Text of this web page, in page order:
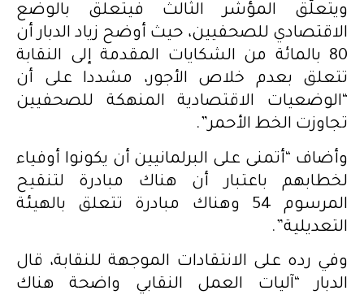
ويتعلّق المؤشر الثالث فيتعلق بالوضع
الاقتصادي للصحفيين، حيث أوضح زياد الدبار أن
80 بالمائة من الشكايات المقدمة إلى النقابة
تتعلق بعدم خلاص الأجور، مشددا على أن
“الوضعيات الاقتصادية المنهكة للصحفيين
تجاوزت الخط الأحمر”.
وأضاف “أتمنى على البرلمانيين أن يكونوا أوفياء
لخطابهم باعتبار أن هناك مبادرة لتنقيح
المرسوم 54 وهناك مبادرة تتعلق بالهيئة
التعديلية”.
وفي رده على الانتقادات الموجهة للنقابة، قال
الدبار “آليات العمل النقابي واضحة هناك